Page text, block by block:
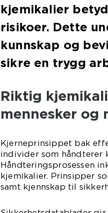
kjemikalier
risikoer. Dette
kunnskap og
sikre en trygg
Riktig
mennesker og
Kjerneprinsippet bak
individer som håndterer
Håndteringsprosessen
kjemikalier. Prinsipper
samt kjennskap til